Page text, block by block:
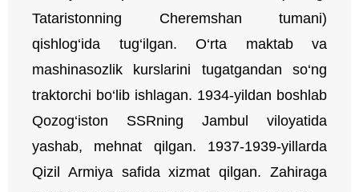
Tataristonning Cheremshan tumani)
qishlog‘ida tug‘ilgan. O‘rta maktab va
mashinasozlik kurslarini tugatgandan so‘ng
traktorchi bo‘lib ishlagan. 1934-yildan boshlab
Qozog‘iston SSRning Jambul viloyatida
yashab, mehnat qilgan. 1937-1939-yillarda
Qizil Armiya safida xizmat qilgan. Zahiraga